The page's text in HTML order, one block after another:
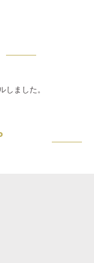
ました。